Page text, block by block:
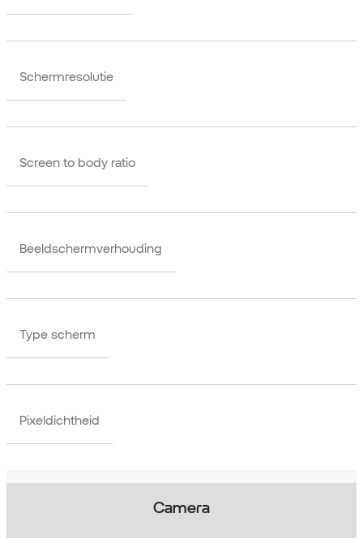
Schermresolutie
Screen to body ratio
Beeldschermverhouding
Type scherm
Pixeldichtheid
Camera